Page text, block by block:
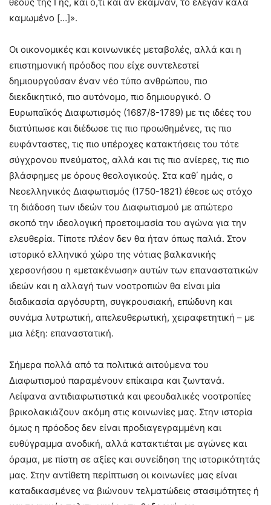
καμωμένο […]».
Οι οικονομικές και κοινωνικές μεταβολές, αλλά και η
επιστημονική πρόοδος που είχε συντελεστεί
δημιουργούσαν έναν νέο τύπο ανθρώπου, πιο
διεκδικητικό, πιο αυτόνομο, πιο δημιουργικό. Ο
Ευρωπαϊκός Διαφωτισμός (1687/8-1789) με τις ιδέες του
διατύπωσε και διέδωσε τις πιο προωθημένες, τις πιο
ευφάνταστες, τις πιο υπέροχες κατακτήσεις του τότε
σύγχρονου πνεύματος, αλλά και τις πιο ανίερες, τις πιο
βλάσφημες με όρους θεολογικούς. Στα καθ΄ ημάς, ο
Νεοελληνικός Διαφωτισμός (1750-1821) έθεσε ως στόχο
τη διάδοση των ιδεών του Διαφωτισμού με απώτερο
σκοπό την ιδεολογική προετοιμασία του αγώνα για την
ελευθερία. Τίποτε πλέον δεν θα ήταν όπως παλιά. Στον
ιστορικό ελληνικό χώρο της νότιας βαλκανικής
χερσονήσου η «μετακένωση» αυτών των επαναστατικών
ιδεών και η αλλαγή των νοοτροπιών θα είναι μία
διαδικασία αργόσυρτη, συγκρουσιακή, επώδυνη και
συνάμα λυτρωτική, απελευθερωτική, χειραφετητική – με
μια λέξη: επαναστατική.
Σήμερα πολλά από τα πολιτικά αιτούμενα του
Διαφωτισμού παραμένουν επίκαιρα και ζωντανά.
Λείψανα αντιδιαφωτιστικά και φεουδαλικές νοοτροπίες
βρικολακιάζουν ακόμη στις κοινωνίες μας. Στην ιστορία
όμως η πρόοδος δεν είναι προδιαγεγραμμένη και
ευθύγραμμα ανοδική, αλλά κατακτιέται με αγώνες και
όραμα, με πίστη σε αξίες και συνείδηση της ιστορικότητάς
μας. Στην αντίθετη περίπτωση οι κοινωνίες μας είναι
καταδικασμένες να βιώνουν τελματώδεις στασιμότητες ή